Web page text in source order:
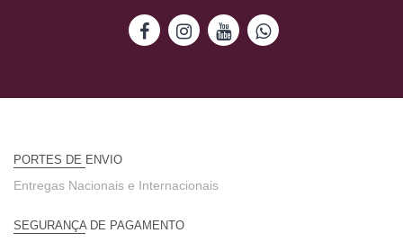
PORTES DE ENVIO
Entregas Nacionais e Internacionais
SEGURANÇA DE PAGAMENTO